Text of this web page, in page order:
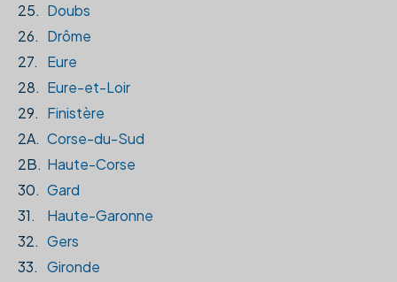
25. Doubs
26. Drôme
27.
Eure
28. Eure-et-Loir
29. Finistère
2A. Corse-du-Sud
2B. Haute-Corse
30. Gard
31.
Haute-Garonne
32. Gers
33. Gironde